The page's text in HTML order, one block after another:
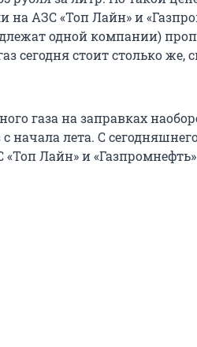
АЗС «Топ Лайн» и
одной компании)
сегодня стоит столько же,
газа на заправках
начала лета. С
«Топ Лайн» и